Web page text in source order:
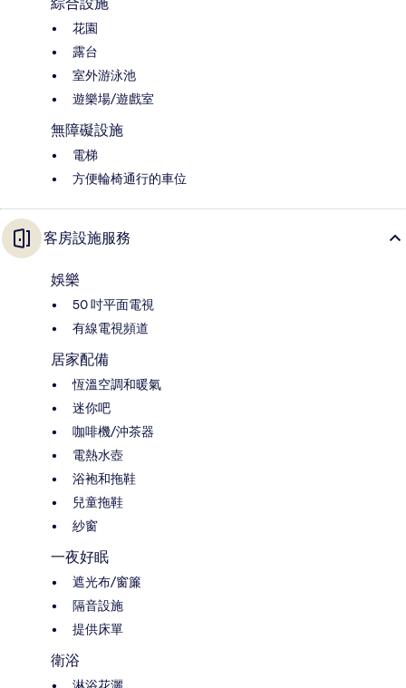
花園
露台
室外游泳池
遊樂場/遊戲室
無障礙設施
電梯
方便輪椅通行的車位
客房設施服務
娛樂
50 吋平面電視
有線電視頻道
居家配備
恆溫空調和暖氣
迷你吧
咖啡機/沖茶器
電熱水壺
浴袍和拖鞋
兒童拖鞋
紗窗
一夜好眠
遮光布/窗簾
隔音設施
提供床單
衛浴